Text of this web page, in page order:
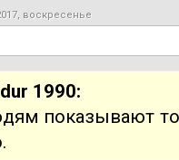
воскресенье
1990:
показывают